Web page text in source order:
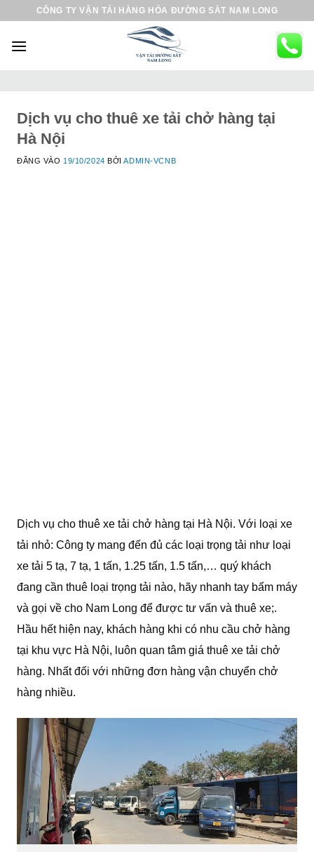
CÔNG TY VẬN TẢI HÀNG HÓA ĐƯỜNG SẮT NAM LONG
Dịch vụ cho thuê xe tải chở hàng tại
Hà Nội
ĐĂNG VÀO 19/10/2024 BỞIADMIN-VCNB
Dịch vụ cho thuê xe tải chở hàng tại Hà Nội. Với loại xe
tải nhỏ: Công ty mang đến đủ các loại trọng tải như loại
xe tải 5 tạ, 7 tạ, 1 tấn, 1.25 tấn, 1.5 tấn,… quý khách
đang cần thuê loại trọng tải nào, hãy nhanh tay bấm máy
và gọi về cho Nam Long để được tư vấn và thuê xe;.
Hầu hết hiện nay, khách hàng khi có nhu cầu chở hàng
tại khu vực Hà Nội, luôn quan tâm giá thuê xe tải chở
hàng. Nhất đối với những đơn hàng vận chuyển chở
hàng nhiều.